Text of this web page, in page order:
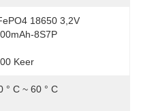
18650 3,2V
8S7P
Keer
° C ~ 60 ° C